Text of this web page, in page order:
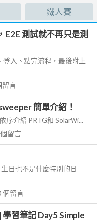
鐵人賽
測試就不再只是測
入、點完流程，最後附上
留言
簡單介紹！
序介紹 PRTG和 SolarWi...
個留言
日也不是什麼特別的日
個留言
習筆記 Day5 Simple